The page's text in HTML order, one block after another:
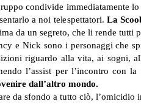
condivide immediatamente
a noi telespettatori. La
da un segreto, che li rende tutti
e Nick sono i personaggi che
riguardo alla vita, ai sogni,
l’assist per l’incontro con
dall’altro mondo.
da sfondo a tutto ciò, l’omicidio